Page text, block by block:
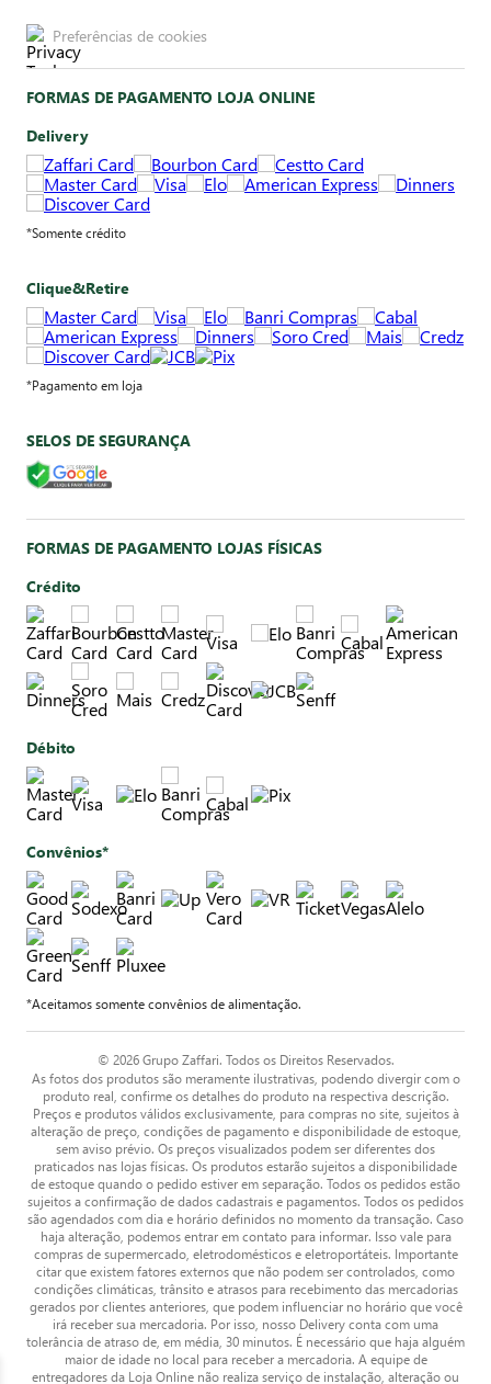
Preferências de cookies
FORMAS DE PAGAMENTO LOJA ONLINE
Delivery
*Somente crédito
Clique&Retire
*Pagamento em loja
SELOS DE SEGURANÇA
FORMAS DE PAGAMENTO LOJAS FÍSICAS
Crédito
Débito
Convênios*
*Aceitamos somente convênios de alimentação.
© 2026 Grupo Zaffari. Todos os Direitos Reservados.
As fotos dos produtos são meramente ilustrativas, podendo divergir com o
produto real, confirme os detalhes do produto na respectiva descrição.
Preços e produtos válidos exclusivamente, para compras no site, sujeitos à
alteração de preço, condições de pagamento e disponibilidade de estoque,
sem aviso prévio. Os preços visualizados podem ser diferentes dos
praticados nas lojas físicas. Os produtos estarão sujeitos a disponibilidade
de estoque quando o pedido estiver em separação. Todos os pedidos estão
sujeitos a confirmação de dados cadastrais e pagamentos. Todos os pedidos
são agendados com dia e horário definidos no momento da transação. Caso
haja alteração, podemos entrar em contato para informar. Isso vale para
compras de supermercado, eletrodomésticos e eletroportáteis. Importante
citar que existem fatores externos que não podem ser controlados, como
condições climáticas, trânsito e atrasos para recebimento das mercadorias
gerados por clientes anteriores, que podem influenciar no horário que você
irá receber sua mercadoria. Por isso, nosso Delivery conta com uma
tolerância de atraso de, em média, 30 minutos. É necessário que haja alguém
maior de idade no local para receber a mercadoria. A equipe de
entregadores da Loja Online não realiza serviço de instalação, alteração ou